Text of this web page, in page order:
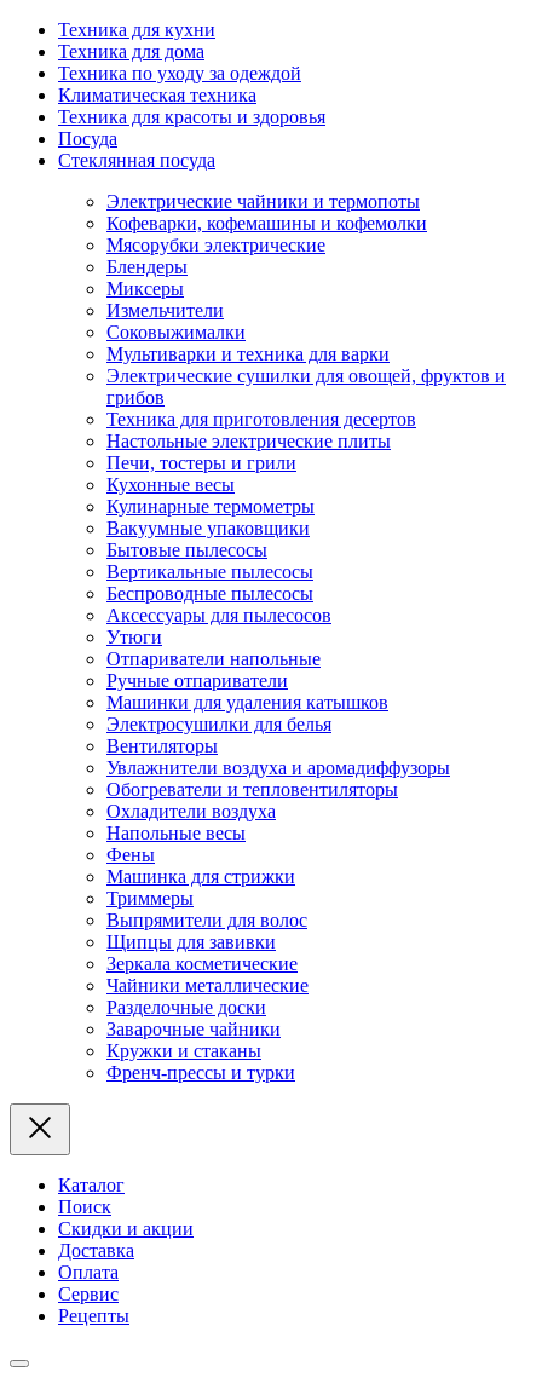
Техника для кухни
Техника для дома
Техника по уходу за одеждой
Климатическая техника
Техника для красоты и здоровья
Посуда
Стеклянная посуда
Электрические чайники и термопоты
Кофеварки, кофемашины и кофемолки
Мясорубки электрические
Блендеры
Миксеры
Измельчители
Соковыжималки
Мультиварки и техника для варки
Электрические сушилки для овощей, фруктов и
грибов
Техника для приготовления десертов
Настольные электрические плиты
Печи, тостеры и грили
Кухонные весы
Кулинарные термометры
Вакуумные упаковщики
Бытовые пылесосы
Вертикальные пылесосы
Беспроводные пылесосы
Аксессуары для пылесосов
Утюги
Отпариватели напольные
Ручные отпариватели
Машинки для удаления катышков
Электросушилки для белья
Вентиляторы
Увлажнители воздуха и аромадиффузоры
Обогреватели и тепловентиляторы
Охладители воздуха
Напольные весы
Фены
Машинка для стрижки
Триммеры
Выпрямители для волос
Щипцы для завивки
Зеркала косметические
Чайники металлические
Разделочные доски
Заварочные чайники
Кружки и стаканы
Френч-прессы и турки
Каталог
Поиск
Скидки и акции
Доставка
Оплата
Сервис
Рецепты